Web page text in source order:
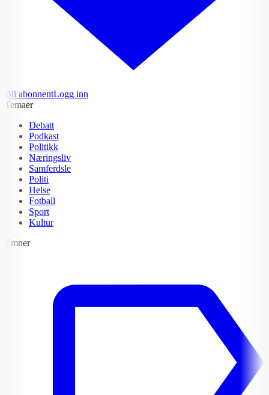
Bli abonnentLogg inn
Temaer
Debatt
Podkast
Politikk
Næringsliv
Samferdsle
Politi
Helse
Fotball
Sport
Kultur
Emner